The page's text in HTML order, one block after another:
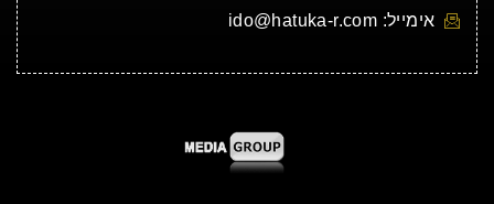
אימייל: ido@hatuka-r.com